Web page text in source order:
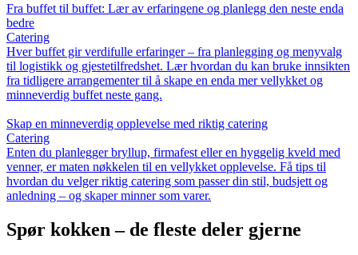
Fra buffet til buffet: Lær av erfaringene og planlegg den neste enda
bedre
Catering
Hver buffet gir verdifulle erfaringer – fra planlegging og menyvalg
til logistikk og gjestetilfredshet. Lær hvordan du kan bruke innsikten
fra tidligere arrangementer til å skape en enda mer vellykket og
minneverdig buffet neste gang.
Skap en minneverdig opplevelse med riktig catering
Catering
Enten du planlegger bryllup, firmafest eller en hyggelig kveld med
venner, er maten nøkkelen til en vellykket opplevelse. Få tips til
hvordan du velger riktig catering som passer din stil, budsjett og
anledning – og skaper minner som varer.
Spør kokken – de fleste deler gjerne